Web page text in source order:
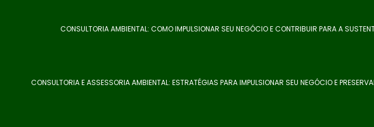
CONSULTORIA AMBIENTAL: COMO IMPULSIONAR SEU NEGÓCIO E CONTRIBUIR PARA A
CONSULTORIA E ASSESSORIA AMBIENTAL: ESTRATÉGIAS PARA IMPULSIONAR SEU NEGÓCIO E